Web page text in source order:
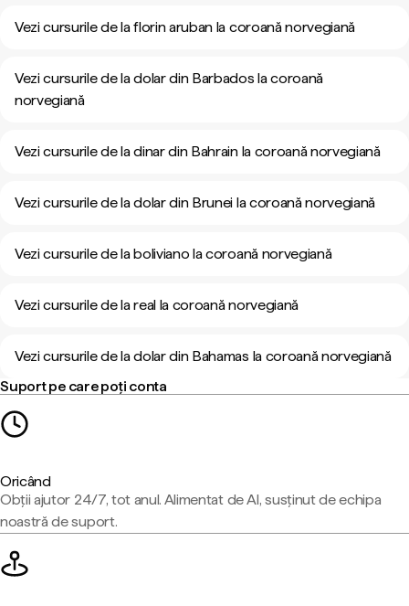
Vezi cursurile de la florin aruban la coroană norvegiană
Vezi cursurile de la dolar din Barbados la coroană
norvegiană
Vezi cursurile de la dinar din Bahrain la coroană norvegiană
Vezi cursurile de la dolar din Brunei la coroană norvegiană
Vezi cursurile de la boliviano la coroană norvegiană
Vezi cursurile de la real la coroană norvegiană
Vezi cursurile de la dolar din Bahamas la coroană norvegiană
Suport pe care poți conta
Oricând
Obții ajutor 24/7, tot anul. Alimentat de AI, susținut de echipa
noastră de suport.